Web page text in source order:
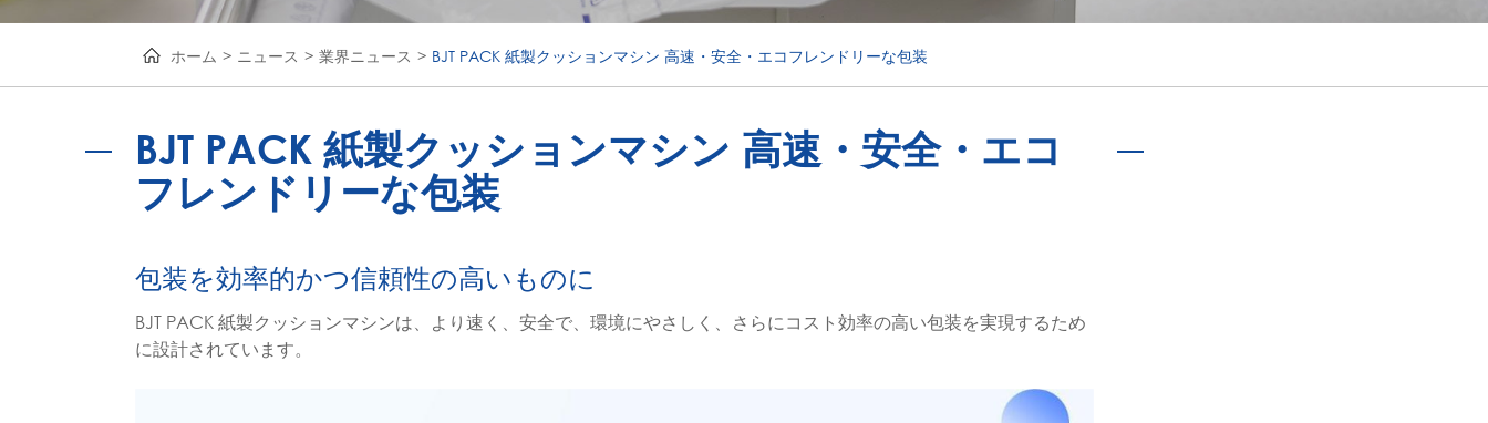
português
ホーム ニュース 業界ニュース BJT PACK 紙製クッションマシン 高速・安全・エコフレンドリーな包装
BJT PACK 紙製クッションマシン 高速・安全・エコ
フレンドリーな包装
包装を効率的かつ信頼性の高いものに
BJT PACK 紙製クッションマシンは、より速く、安全で、環境にやさしく、さらにコスト効率の高い包装を実現するため
に設計されています。